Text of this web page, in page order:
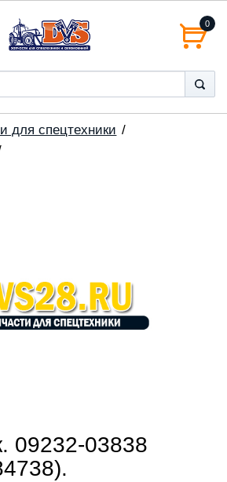
0
для спецтехники
09232-03838